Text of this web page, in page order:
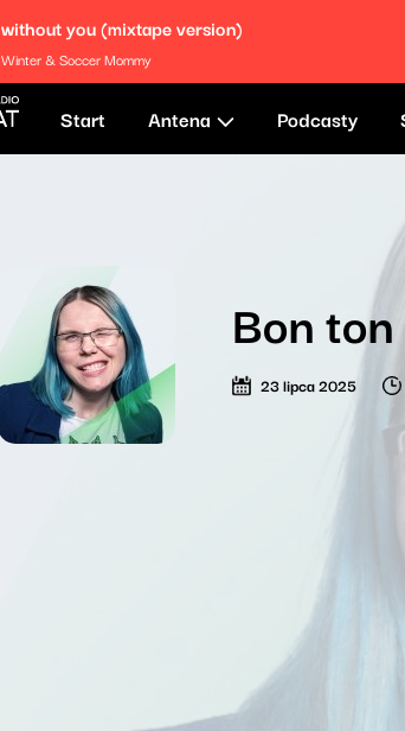
without you (mixtape version)
Winter & Soccer Mommy
Start Antena Podcasty
Bon
23 lipca 2025